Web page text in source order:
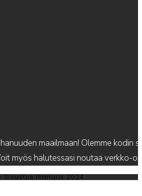
maailmaan! Olemme kodin
myös halutessasi noutaa verkko-
Sisustus Ihanuus 2024